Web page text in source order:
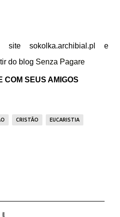
site sokolka.archibial.pl e
do blog Senza Pagare
COM SEUS AMIGOS
CRISTÃO EUCARISTIA